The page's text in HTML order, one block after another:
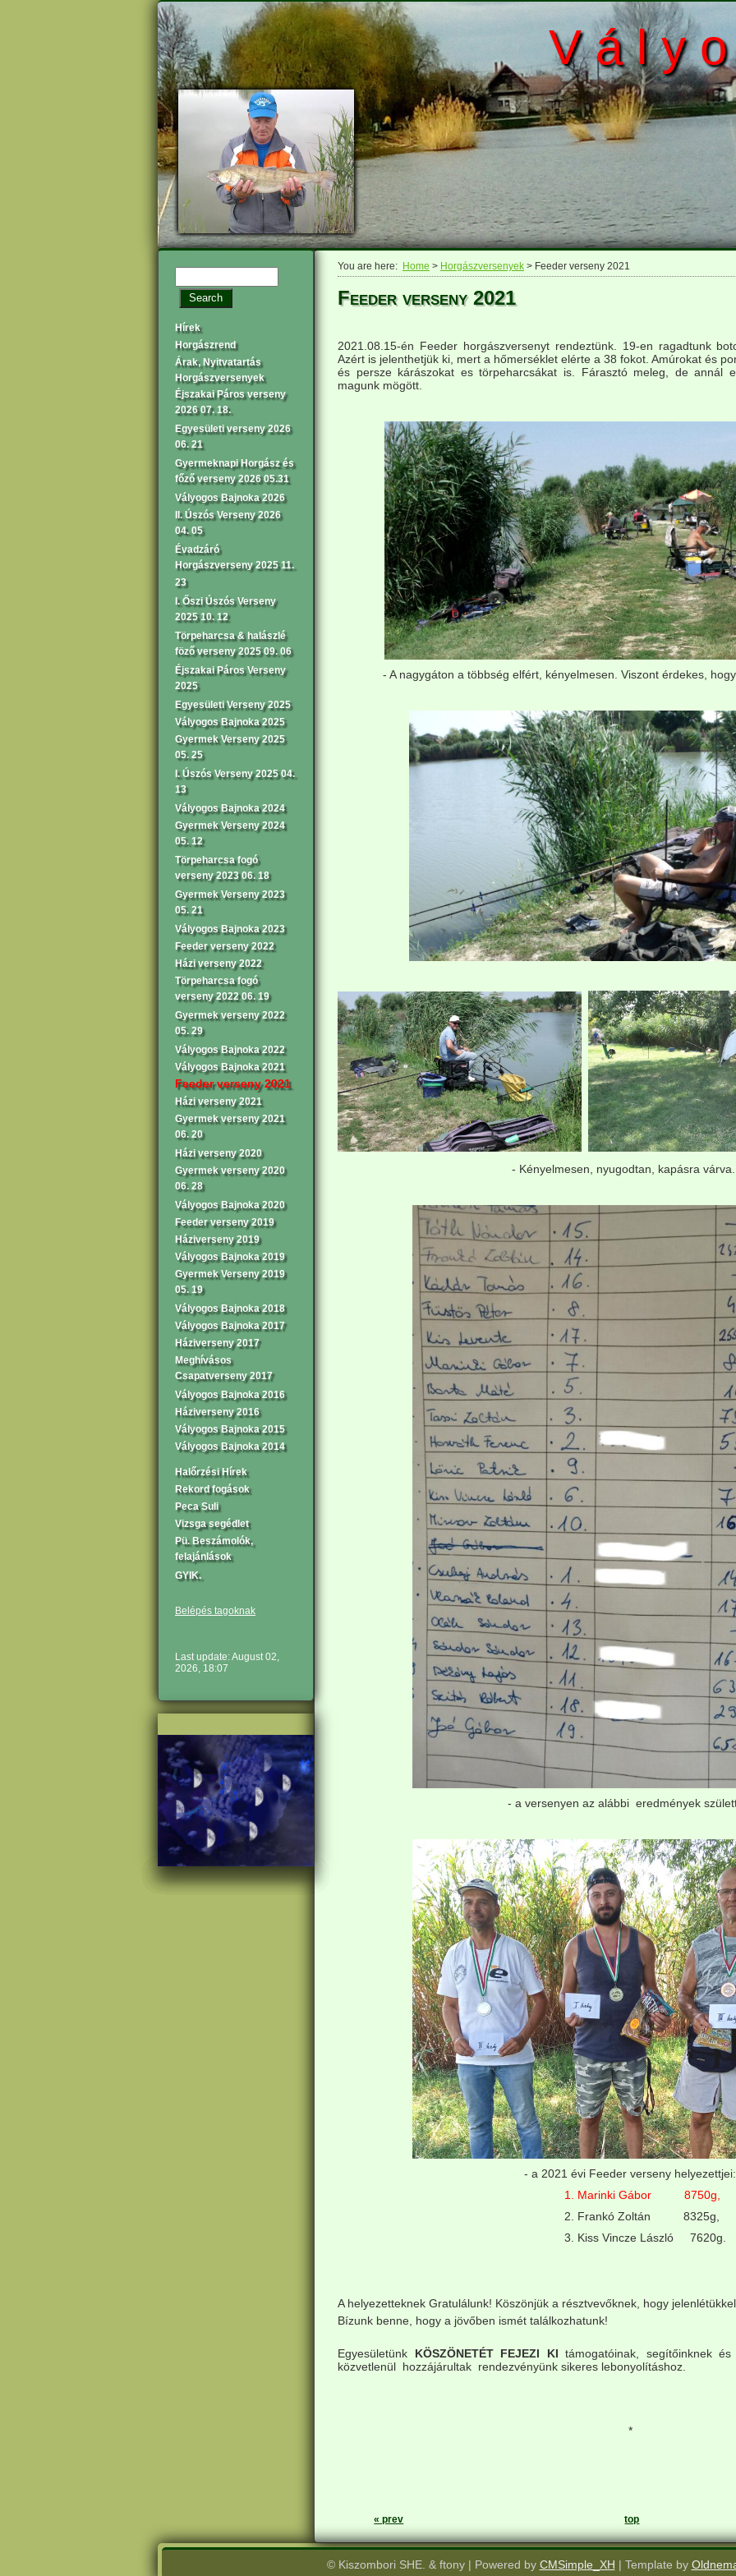
V á l y
You are here: Home > Horgászversenyek > Feeder verseny 2021
Feeder verseny 2021
2021.08.15-én Feeder horgászversenyt rendeztünk. 19-en ragadtunk
Azért is jelenthetjük ki, mert a hőmerséklet elérte a 38 fokot. Amúrokat és
és persze kárászokat es törpeharcsákat is. Fárasztó meleg, de annál
magunk mögött.
- A nagygáton a többség elfért, kényelmesen. Viszont érdekes,
- Kényelmesen, nyugodtan, kapásra
- a versenyen az alábbi eredmények
- a 2021 évi Feeder verseny helyezettjei:
1. Marinki Gábor 8750g,
2. Frankó Zoltán 8325g,
3. Kiss Vincze László 7620g.
A helyezetteknek Gratulálunk! Köszönjük a résztvevőknek, hogy
Bízunk benne, hogy a jövőben ismét találkozhatunk!
Egyesületünk KÖSZÖNETÉT FEJEZI KI támogatóinak, segítőinknek
közvetlenül hozzájárultak rendezvényünk sikeres lebonyolításhoz.
*
« prev top
Hírek
Horgászrend
Árak, Nyitvatartás
Horgászversenyek
Éjszakai Páros verseny
2026 07. 18.
Egyesületi verseny 2026
06. 21
Gyermeknapi Horgász és
főző verseny 2026 05.31
Vályogos Bajnoka 2026
II. Úszós Verseny 2026
04. 05
Évadzáró
Horgászverseny 2025 11.
23
I. Őszi Úszós Verseny
2025 10. 12
Törpeharcsa & halászlé
föző verseny 2025 09. 06
Éjszakai Páros Verseny
2025
Egyesületi Verseny 2025
Vályogos Bajnoka 2025
Gyermek Verseny 2025
05. 25
I. Úszós Verseny 2025 04.
13
Vályogos Bajnoka 2024
Gyermek Verseny 2024
05. 12
Törpeharcsa fogó
verseny 2023 06. 18
Gyermek Verseny 2023
05. 21
Vályogos Bajnoka 2023
Feeder verseny 2022
Házi verseny 2022
Törpeharcsa fogó
verseny 2022 06. 19
Gyermek verseny 2022
05. 29
Vályogos Bajnoka 2022
Vályogos Bajnoka 2021
Feeder verseny 2021
Házi verseny 2021
Gyermek verseny 2021
06. 20
Házi verseny 2020
Gyermek verseny 2020
06. 28
Vályogos Bajnoka 2020
Feeder verseny 2019
Háziverseny 2019
Vályogos Bajnoka 2019
Gyermek Verseny 2019
05. 19
Vályogos Bajnoka 2018
Vályogos Bajnoka 2017
Háziverseny 2017
Meghívásos
Csapatverseny 2017
Vályogos Bajnoka 2016
Háziverseny 2016
Vályogos Bajnoka 2015
Vályogos Bajnoka 2014
Halőrzési Hírek
Rekord fogások
Peca Suli
Vizsga segédlet
Pü. Beszámolók,
felajánlások
GYIK.
Belépés tagoknak
Last update: August 02,
2026, 18:07
© Kiszombori SHE. & ftony | Powered by CMSimple_XH | Template by